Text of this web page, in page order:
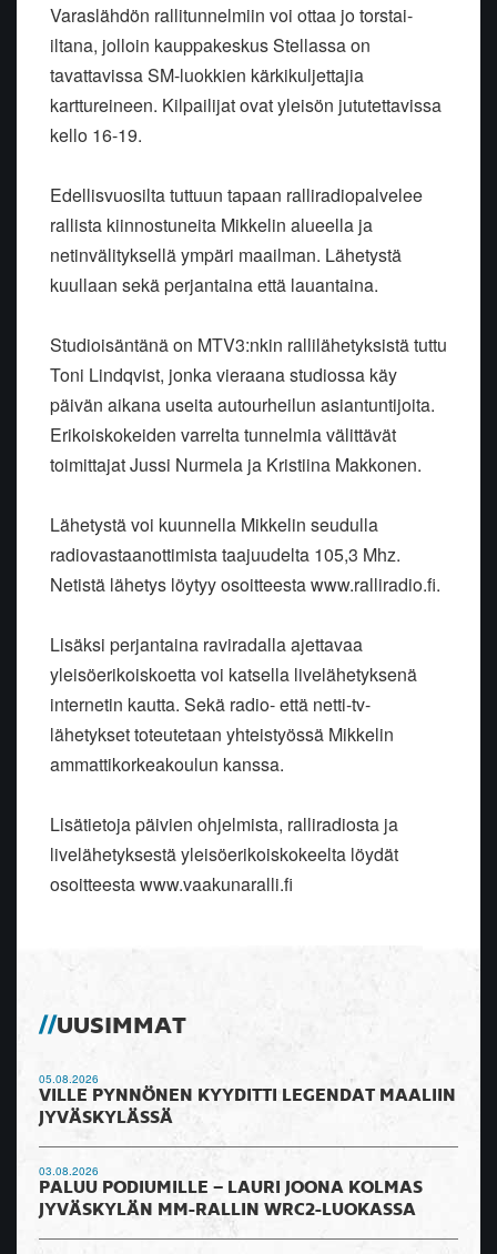
Varaslähdön rallitunnelmiin voi ottaa jo torstai-
iltana, jolloin kauppakeskus Stellassa on
tavattavissa SM-luokkien kärkikuljettajia
karttureineen. Kilpailijat ovat yleisön jututettavissa
kello 16-19.
Edellisvuosilta tuttuun tapaan ralliradiopalvelee
rallista kiinnostuneita Mikkelin alueella ja
netinvälityksellä ympäri maailman. Lähetystä
kuullaan sekä perjantaina että lauantaina.
Studioisäntänä on MTV3:nkin rallilähetyksistä tuttu
Toni Lindqvist, jonka vieraana studiossa käy
päivän aikana useita autourheilun asiantuntijoita.
Erikoiskokeiden varrelta tunnelmia välittävät
toimittajat Jussi Nurmela ja Kristiina Makkonen.
Lähetystä voi kuunnella Mikkelin seudulla
radiovastaanottimista taajuudelta 105,3 Mhz.
Netistä lähetys löytyy osoitteesta www.ralliradio.fi.
Lisäksi perjantaina raviradalla ajettavaa
yleisöerikoiskoetta voi katsella livelähetyksenä
internetin kautta. Sekä radio- että netti-tv-
lähetykset toteutetaan yhteistyössä Mikkelin
ammattikorkeakoulun kanssa.
Lisätietoja päivien ohjelmista, ralliradiosta ja
livelähetyksestä yleisöerikoiskokeelta löydät
osoitteesta www.vaakunaralli.fi
UUSIMMAT
05.08.2026
VILLE PYNNÖNEN KYYDITTI LEGENDAT MAALIIN
JYVÄSKYLÄSSÄ
03.08.2026
PALUU PODIUMILLE – LAURI JOONA KOLMAS
JYVÄSKYLÄN MM-RALLIN WRC2-LUOKASSA